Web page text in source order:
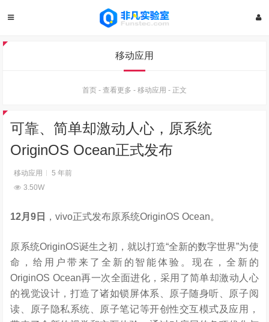
移动应用
首页 - 查看更多 - 移动应用 - 正文
可靠、简单却激动人心，原系统
OriginOS Ocean正式发布
移动应用
5 年前
3.50W
12月9 日 ，vivo正式发布原系统OriginOS Ocean。
原系统OriginOS诞生之初，就以打造“全新的数字世界”为使
命，给用户带来了全新的智能体验。现在，全新的
OriginOS Ocean再一次全面进化，采用了简单却激动人心
的视觉设计，打造了诸如锁屏体系、原子随身听、原子阅
读、原子隐私系统、原子笔记等开创性交互模式及应用，